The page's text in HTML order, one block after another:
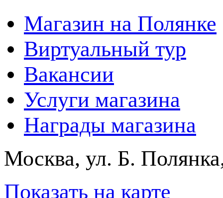
Магазин на Полянке
Виртуальный тур
Вакансии
Услуги магазина
Награды магазина
Москва, ул. Б.
Показать на карте